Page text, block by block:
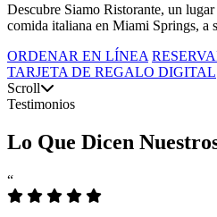
Descubre Siamo Ristorante, un
comida italiana en Miami Springs, a
ORDENAR EN LÍNEA
TARJETA DE REGALO DIGITAL
Scroll
Testimonios
Lo Que Dicen
“